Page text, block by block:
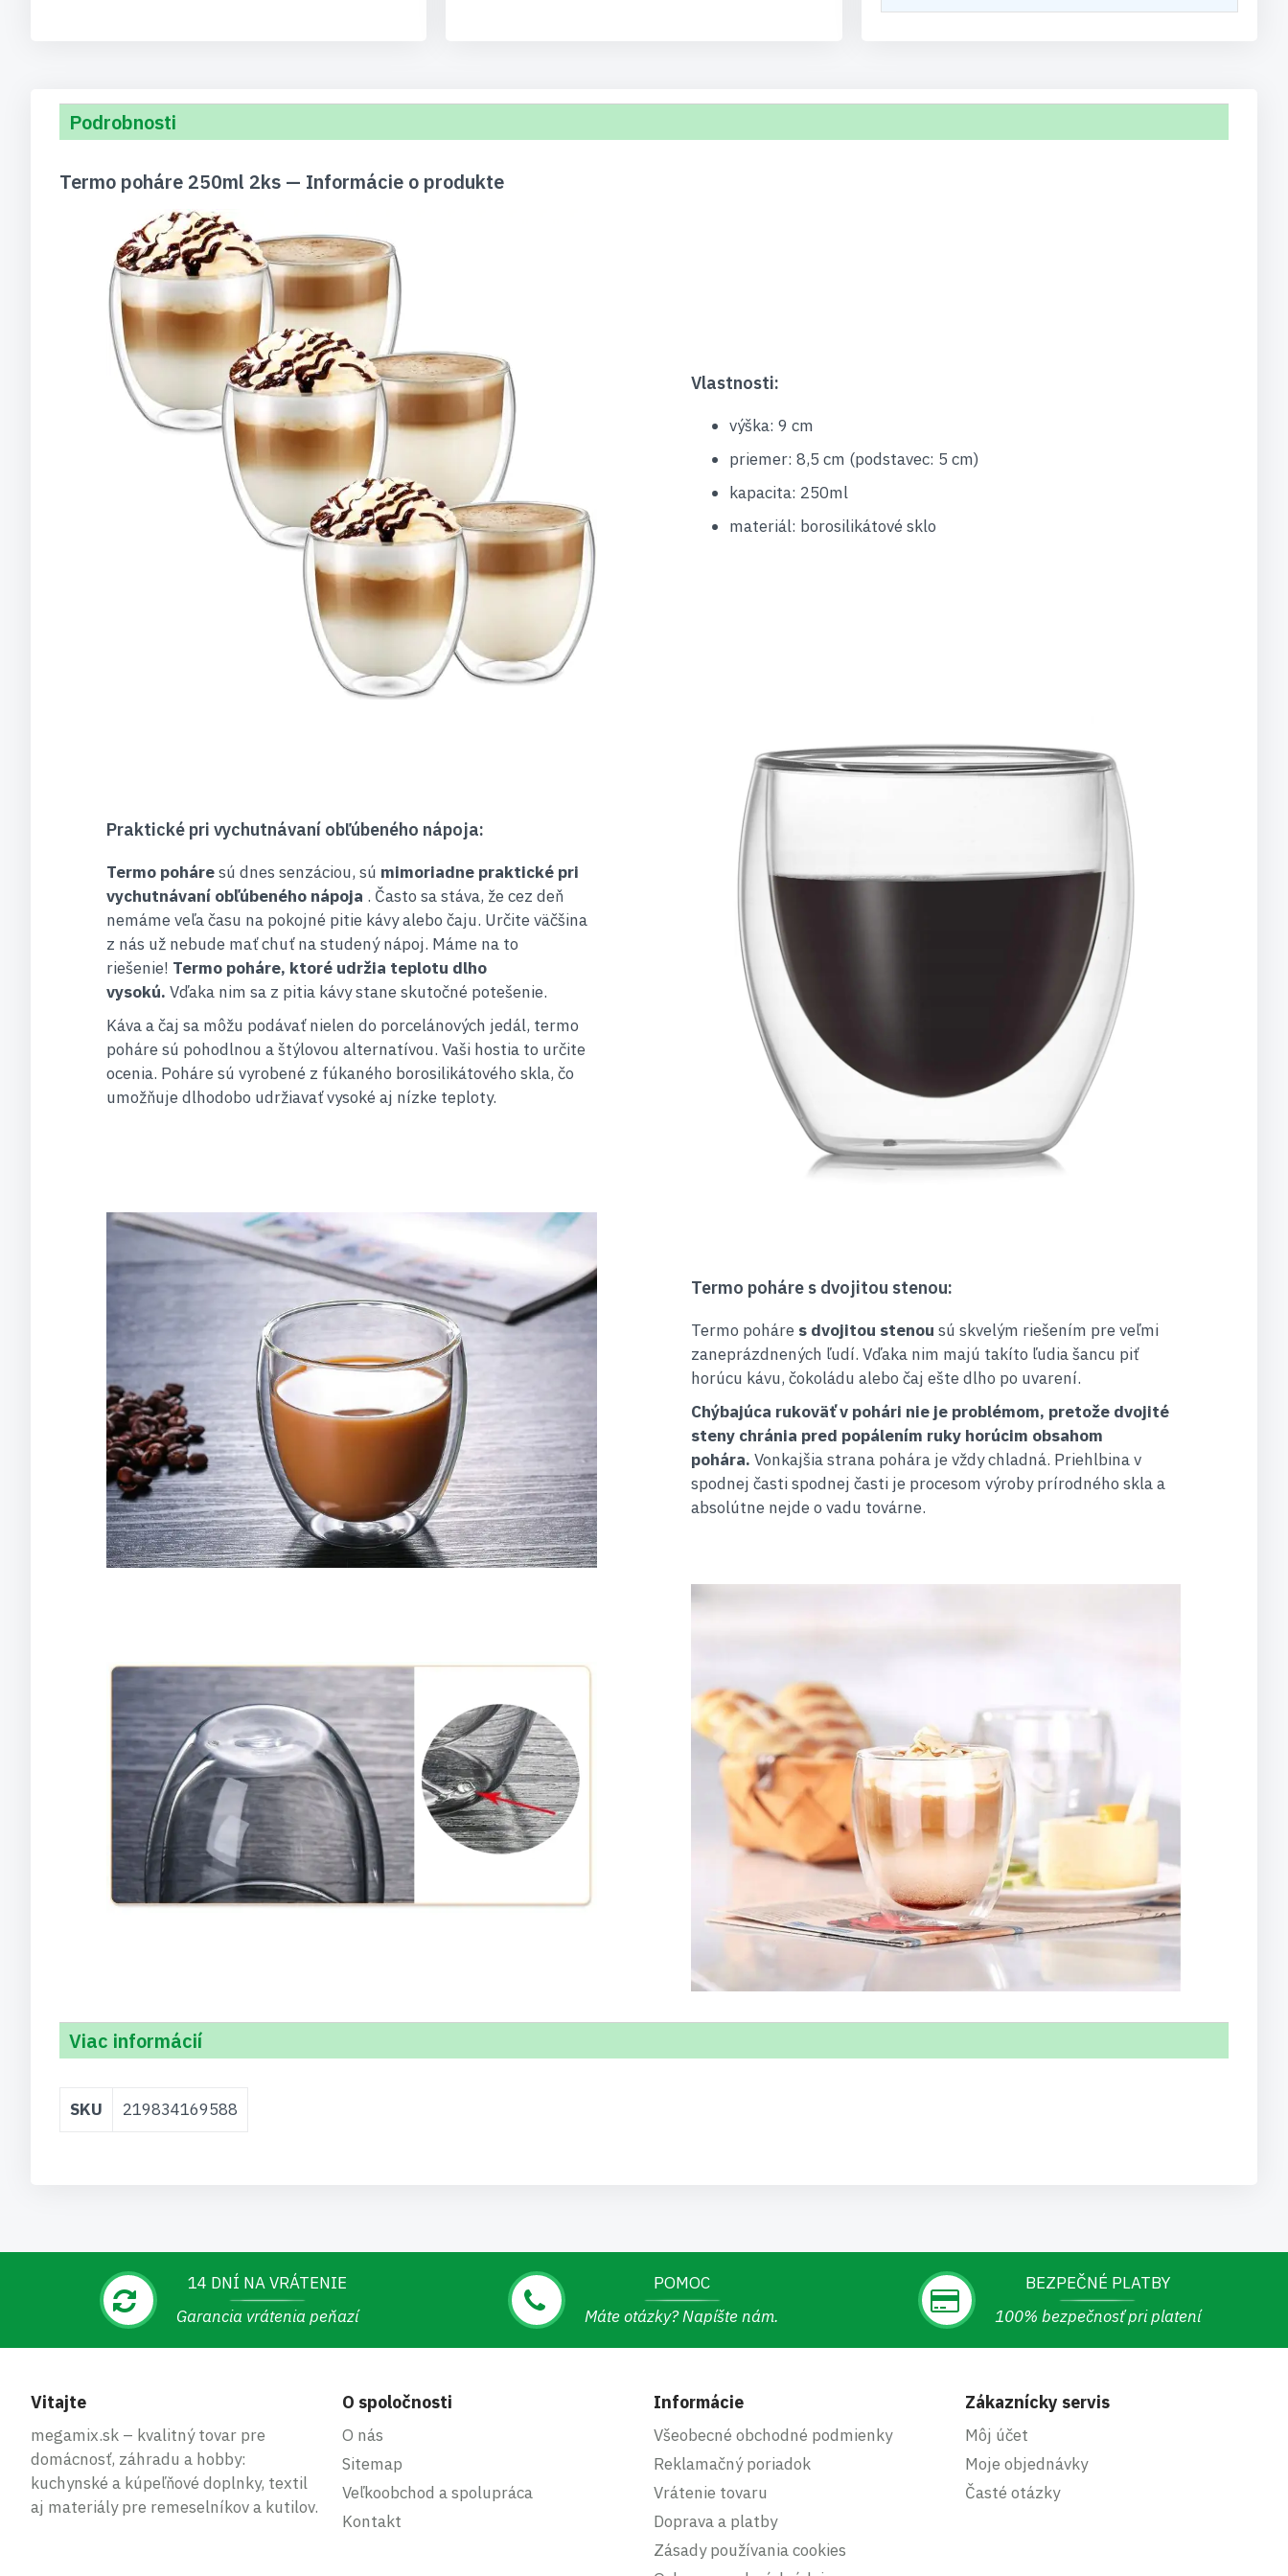
Podrobnosti
Termo poháre 250ml 2ks — Informácie o produkte
Vlastnosti:
výška: 9 cm
priemer: 8,5 cm (podstavec: 5 cm)
kapacita: 250ml
materiál: borosilikátové sklo
Praktické pri vychutnávaní obľúbeného nápoja:
Termo poháresú dnes senzáciou, sú mimoriadne praktické pri
vychutnávaní obľúbeného nápoja . Často sa stáva, že cez deň
nemáme veľa času na pokojné pitie kávy alebo čaju. Určite väčšina
z nás už nebude mať chuť na studený nápoj. Máme na to
riešenie! Termo poháre, ktoré udržia teplotu dlho
vysokú. Vďaka nim sa z pitia kávy stane skutočné potešenie.
Káva a čaj sa môžu podávať nielen do porcelánových jedál, termo
poháre sú pohodlnou a štýlovou alternatívou. Vaši hostia to určite
ocenia. Poháre sú vyrobené z fúkaného borosilikátového skla, čo
umožňuje dlhodobo udržiavať vysoké aj nízke teploty.
Termo poháre s dvojitou stenou:
Termo poháre s dvojitou stenou sú skvelým riešením pre veľmi
zaneprázdnených ľudí. Vďaka nim majú takíto ľudia šancu piť
horúcu kávu, čokoládu alebo čaj ešte dlho po uvarení.
Chýbajúca rukoväť v pohári nie je problémom, pretože dvojité
steny chránia pred popálením ruky horúcim obsahom
pohára. Vonkajšia strana pohára je vždy chladná. Priehlbina v
spodnej časti spodnej časti je procesom výroby prírodného skla a
absolútne nejde o vadu továrne.
Viac informácií
Viac
informácií
SKU 219834169588
14 DNÍ NA VRÁTENIE
Garancia vrátenia peňazí
POMOC
Máte otázky? Napíšte nám.
BEZPEČNÉ PLATBY
100% bezpečnosť pri platení
Vitajte
megamix.sk – kvalitný tovar pre
domácnosť, záhradu a hobby:
kuchynské a kúpeľňové doplnky, textil
aj materiály pre remeselníkov a kutilov.
O spoločnosti
O nás
Sitemap
Veľkoobchod a spolupráca
Kontakt
Informácie
Všeobecné obchodné podmienky
Reklamačný poriadok
Vrátenie tovaru
Doprava a platby
Zásady používania cookies
Zákaznícky servis
Môj účet
Moje objednávky
Časté otázky